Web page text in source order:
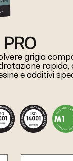
PRO
grigia
rapida,
e additivi